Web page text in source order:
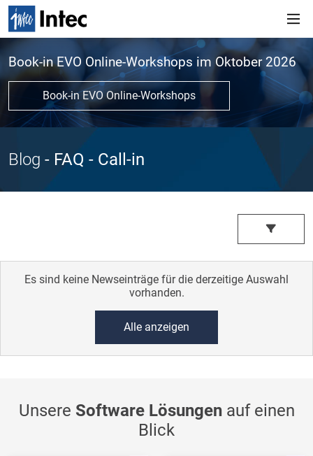
Book-in EVO Online-Workshops im Oktober 2026
Book-in EVO Online-Workshops
Blog - FAQ - Call-in
Es sind keine Newseinträge für die derzeitige Auswahl
vorhanden.
Alle anzeigen
Unsere Software Lösungenauf einen
Blick